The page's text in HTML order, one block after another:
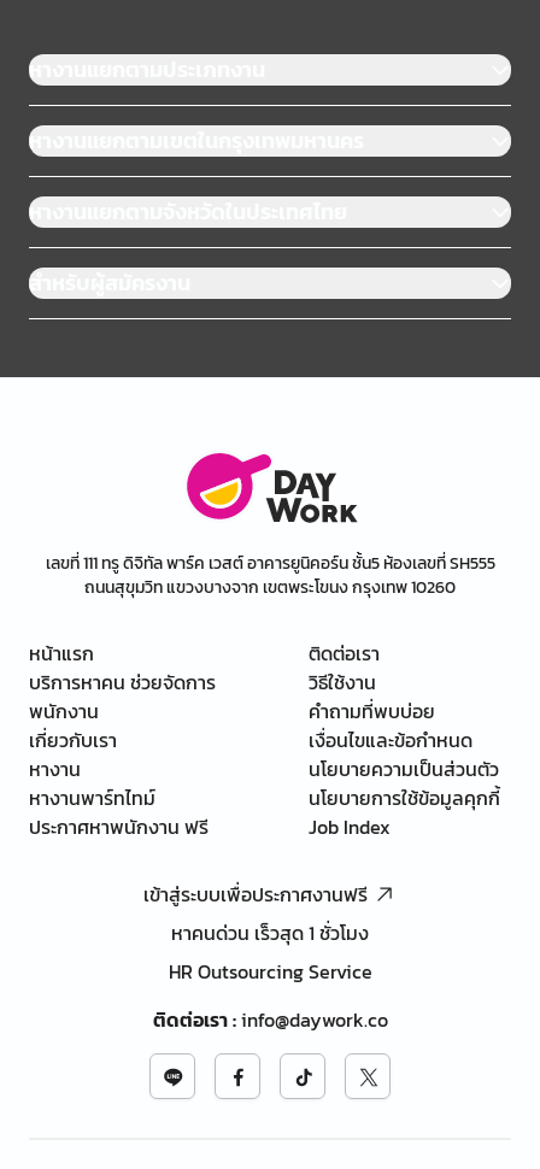
หางานแยกตามประเภทงาน
หางานแยกตามเขตในกรุงเทพมหานคร
หางานแยกตามจังหวัดในประเทศไทย
สำหรับผู้สมัครงาน
เลขที่ 111 ทรู ดิจิทัล พาร์ค เวสต์ อาคารยูนิคอร์น ชั้น5 ห้องเลขที่ SH555
ถนนสุขุมวิท แขวงบางจาก เขตพระโขนง กรุงเทพ 10260
หน้าแรก
บริการหาคน ช่วยจัดการ
พนักงาน
เกี่ยวกับเรา
หางาน
หางานพาร์ทไทม์
ประกาศหาพนักงาน ฟรี
ติดต่อเรา
วิธีใช้งาน
คำถามที่พบบ่อย
เงื่อนไขและข้อกำหนด
นโยบายความเป็นส่วนตัว
นโยบายการใช้ข้อมูลคุกกี้
Job Index
เข้าสู่ระบบเพื่อประกาศงานฟรี
หาคนด่วน เร็วสุด 1 ชั่วโมง
HR Outsourcing Service
ติดต่อเรา:info@daywork.co